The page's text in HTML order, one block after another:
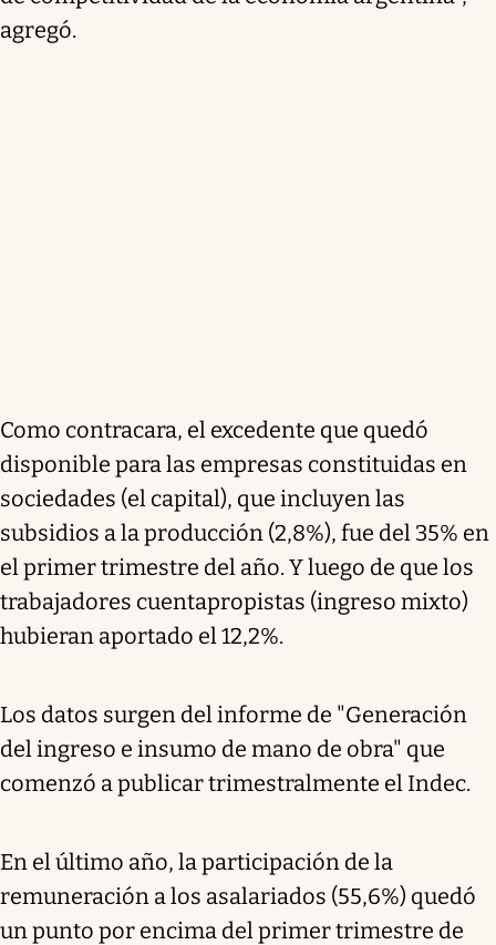
agregó.
Como contracara, el excedente que quedó
disponible para las empresas constituidas en
sociedades (el capital), que incluyen las
subsidios a la producción (2,8%), fue del 35% en
el primer trimestre del año. Y luego de que los
trabajadores cuentapropistas (ingreso mixto)
hubieran aportado el 12,2%.
Los datos surgen del informe de "Generación
del ingreso e insumo de mano de obra" que
comenzó a publicar trimestralmente el Indec.
En el último año, la participación de la
remuneración a los asalariados (55,6%) quedó
un punto por encima del primer trimestre de